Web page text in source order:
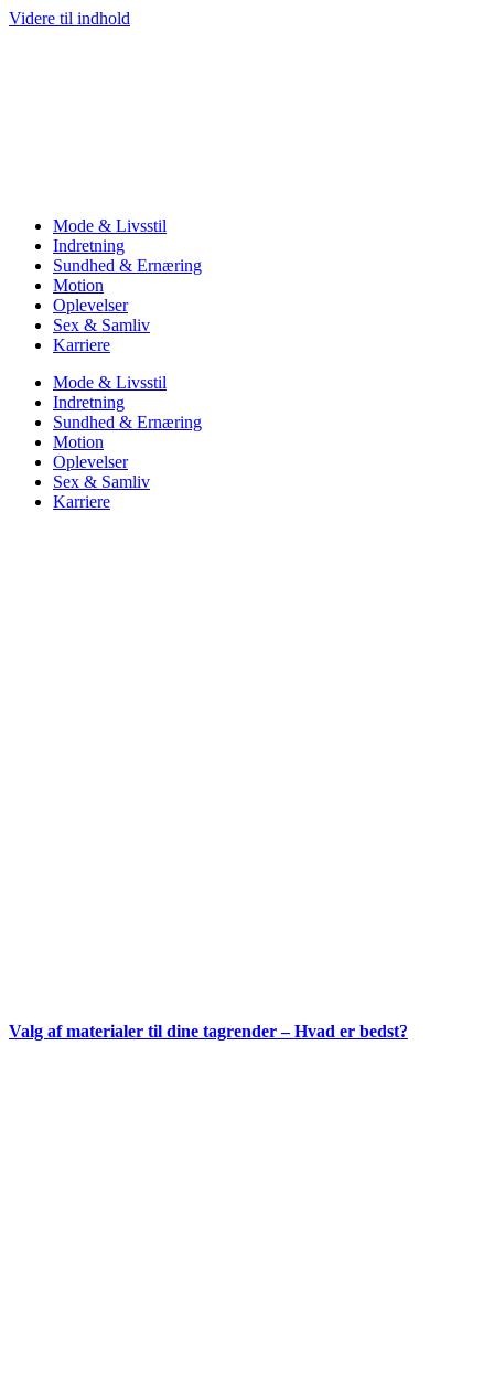
Videre til indhold
Mode & Livsstil
Indretning
Sundhed & Ernæring
Motion
Oplevelser
Sex & Samliv
Karriere
Mode & Livsstil
Indretning
Sundhed & Ernæring
Motion
Oplevelser
Sex & Samliv
Karriere
Valg af materialer til dine tagrender – Hvad er bedst?